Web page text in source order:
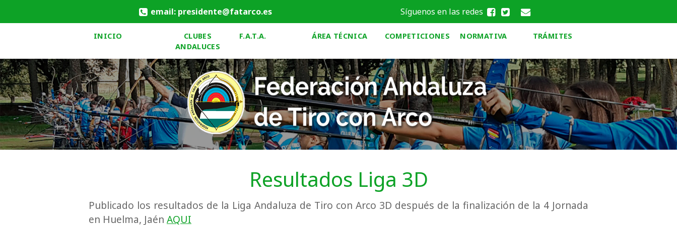
email: presidente@fatarco.es Síguenos en las redes
INICIO
CLUBES
ANDALUCES
F.A.T.A. ÁREA TÉCNICA COMPETICIONES NORMATIVA TRÁMITES
Resultados Liga 3D
Publicado los resultados de la Liga Andaluza de Tiro con Arco 3D después de la finalización de la 4 Jornada
en Huelma, Jaén AQUI